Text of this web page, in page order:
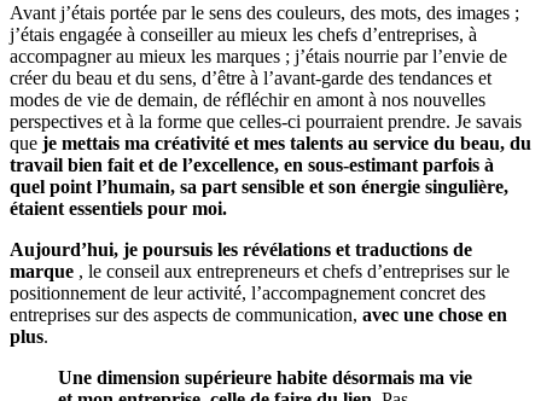
Avant j’étais portée par le sens des couleurs, des mots, des images ;
j’étais engagée à conseiller au mieux les chefs d’entreprises, à
accompagner au mieux les marques ; j’étais nourrie par l’envie de
créer du beau et du sens, d’être à l’avant-garde des tendances et
modes de vie de demain, de réfléchir en amont à nos nouvelles
perspectives et à la forme que celles-ci pourraient prendre. Je savais
que je mettais ma créativité et mes talents au service du beau, du
travail bien fait et de l’excellence, en sous-estimant parfois à
quel point l’humain, sa part sensible et son énergie singulière,
étaient essentiels pour moi.
Aujourd’hui, je poursuis les révélations et traductions de
marque , le conseil aux entrepreneurs et chefs d’entreprises sur le
positionnement de leur activité, l’accompagnement concret des
entreprises sur des aspects de communication, avec une chose en
plus.
Une dimension supérieure habite désormais ma vie